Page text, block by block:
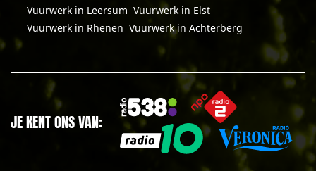
Vuurwerk in Leersum Vuurwerk in Elst
Vuurwerk in Rhenen Vuurwerk in Achterberg
JE KENT ONS VAN: